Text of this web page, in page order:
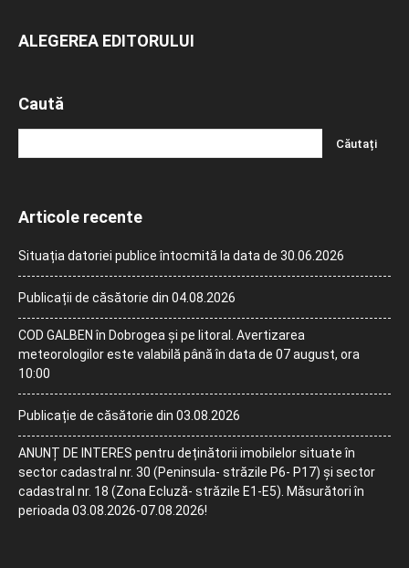
ALEGEREA EDITORULUI
Caută
Articole recente
Situația datoriei publice întocmită la data de 30.06.2026
Publicații de căsătorie din 04.08.2026
COD GALBEN în Dobrogea și pe litoral. Avertizarea
meteorologilor este valabilă până în data de 07 august, ora
10:00
Publicație de căsătorie din 03.08.2026
ANUNȚ DE INTERES pentru deținătorii imobilelor situate în
sector cadastral nr. 30 (Peninsula- străzile P6- P17) și sector
cadastral nr. 18 (Zona Ecluză- străzile E1-E5). Măsurători în
perioada 03.08.2026-07.08.2026!